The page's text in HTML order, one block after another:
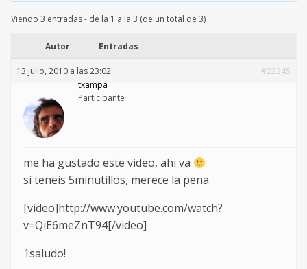
Contacto
Viendo 3 entradas - de la 1 a la 3 (de un total de 3)
Autor Entradas
13 julio, 2010 a las 23:02
#22345
txampa
Participante
me ha gustado este video, ahi va
si teneis 5minutillos, merece la pena
[video]http://www.youtube.com/watch?
v=QiE6meZnT94[/video]
1saludo!